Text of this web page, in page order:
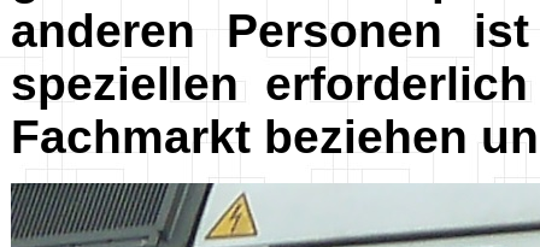
anderen Personen
speziellen
Fachmarkt beziehen